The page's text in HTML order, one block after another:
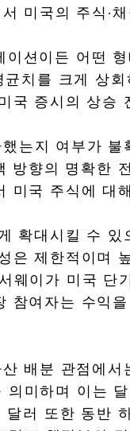
미국의 주식·
션이든 어떤
치를 크게 상
증시의 상
는지 여부가
향의 명확한
국 주식에
확대시킬 수
제한적이며
웨이가 미국
여자는 수익
배분 관점에
미하며 이는
러 또한 동반